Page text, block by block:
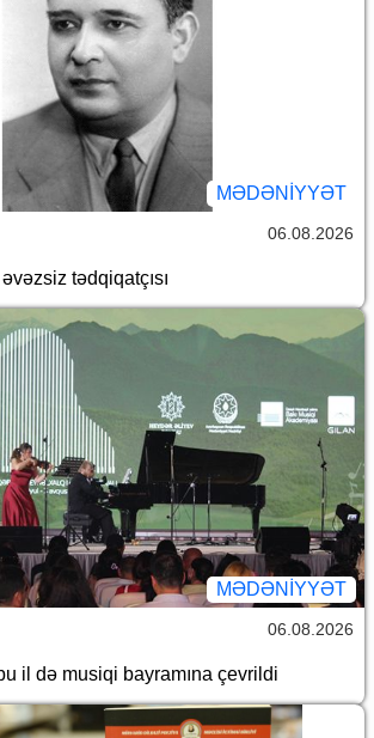
MƏDƏNIYYƏT
06.08.2026
tədqiqatçısı
MƏDƏNIYYƏT
06.08.2026
il də musiqi bayramına çevrildi